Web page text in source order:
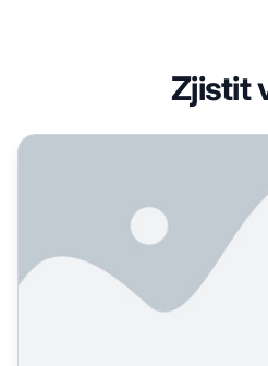
Zjistit
Jak jsou PPC a AI